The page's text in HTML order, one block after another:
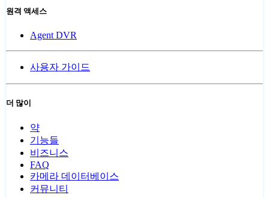
원격 액세스
Agent DVR
사용자 가이드
더 많이
약
기능들
비즈니스
FAQ
카메라 데이터베이스
커뮤니티